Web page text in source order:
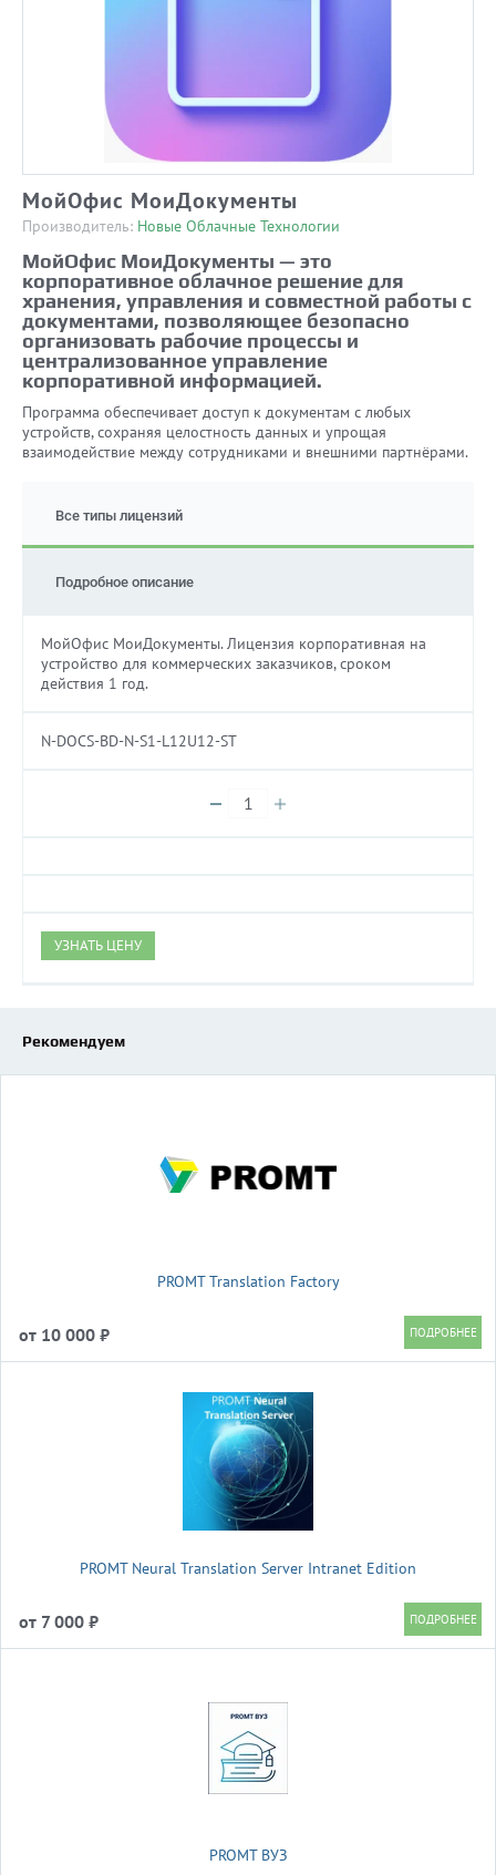
МойОфис МоиДокументы
Производитель: Новые Облачные Технологии
МойОфис МоиДокументы — это
корпоративное облачное решение для
хранения, управления и совместной работы с
документами, позволяющее безопасно
организовать рабочие процессы и
централизованное управление
корпоративной информацией.
Программа обеспечивает доступ к документам с любых
устройств, сохраняя целостность данных и упрощая
взаимодействие между сотрудниками и внешними партнёрами.
Все типы лицензий
Подробное описание
МойОфис МоиДокументы. Лицензия корпоративная на
устройство для коммерческих заказчиков, сроком
действия 1 год.
N-DOCS-BD-N-S1-L12U12-ST
УЗНАТЬ ЦЕНУ
Рекомендуем
PROMT Translation Factory
от 10 000 ₽
PROMT Neural Translation Server Intranet Edition
от 7 000 ₽
PROMT ВУЗ